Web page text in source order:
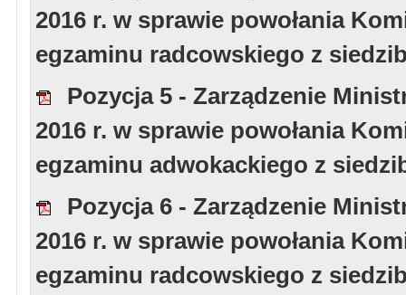
2016 r. w sprawie powołania
egzaminu radcowskiego z
Pozycja 5 - Zarządzenie
2016 r. w sprawie powołania
egzaminu adwokackiego z
Pozycja 6 - Zarządzenie
2016 r. w sprawie powołania
egzaminu radcowskiego z